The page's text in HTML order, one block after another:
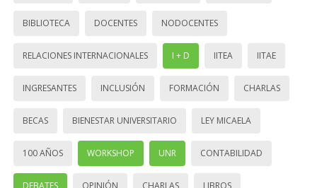
BIBLIOTECA DOCENTES NODOCENTES
RELACIONES INTERNACIONALES I + D IITEA IITAE
INGRESANTES INCLUSIÓN FORMACIÓN CHARLAS
BECAS BIENESTAR UNIVERSITARIO LEY MICAELA
100 AÑOS WORKSHOP UNR CONTABILIDAD